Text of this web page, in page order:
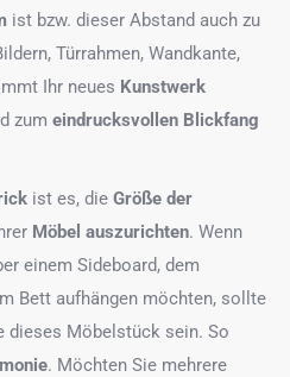
ist bzw. dieser Abstand auch zu
Türrahmen, Wandkante,
Ihr neues Kunstwerk
zum eindrucksvollen Blickfang
ist es, die Größe der
Möbel auszurichten. Wenn
einem Sideboard, dem
Bett aufhängen möchten, sollte
dieses Möbelstück sein. So
. Möchten Sie mehrere